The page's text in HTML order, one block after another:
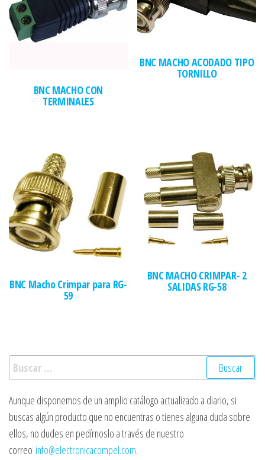
BNC MACHO CON
TERMINALES
BNC MACHO ACODADO TIPO
TORNILLO
BNC Macho Crimpar para RG-
59
BNC MACHO CRIMPAR- 2
SALIDAS RG-58
Buscar:
Aunque disponemos de un amplio catálogo actualizado a diario, si
buscas algún producto que no encuentras o tienes alguna duda sobre
ellos, no dudes en pedírnoslo a través de nuestro
correo info@electronicacompel.com.